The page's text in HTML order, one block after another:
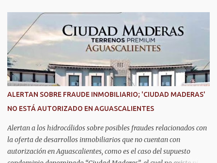
seguridad pública y la atención de emergencias. Este encuentro
reunió a autoridades, especialistas nacionales e internacionales y
representantes de instituciones de seguridad para intercambiar
conocimientos y conocer las tendencias más avanzadas en la
materia. La titular del C5i, Michelle Olmos Álvarez, señaló que este
reconocimiento es resultado de la capacidad operativa, la
infraestructura tecnológica de vanguardia y los modelos
innovadores de coordinación institucional que distinguen al C5i de
Aguascalientes, posicionándose como un referente nacional en
materia de atención de emergencias. "Bajo el liderazgo de la
goberna...
ALERTAN SOBRE FRAUDE INMOBILIARIO; 'CIUDAD MADERAS'
NO ESTÁ AUTORIZADO EN AGUASCALIENTES
Alertan a los hidrocálidos sobre posibles fraudes relacionados con
la oferta de desarrollos inmobiliarios que no cuentan con
autorización en Aguascalientes, como es el caso del supuesto